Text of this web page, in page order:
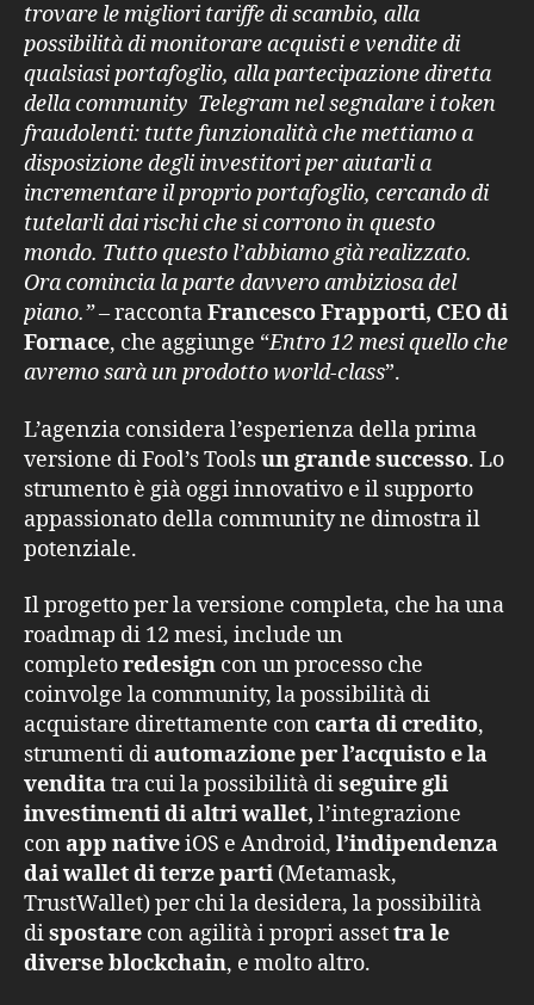
trovare le migliori tariffe di scambio, alla
possibilità di monitorare acquisti e vendite di
qualsiasi portafoglio, alla partecipazione diretta
della community Telegram nel segnalare i token
fraudolenti: tutte funzionalità che mettiamo a
disposizione degli investitori per aiutarli a
incrementare il proprio portafoglio, cercando di
tutelarli dai rischi che si corrono in questo
mondo. Tutto questo l’abbiamo già realizzato.
Ora comincia la parte davvero ambiziosa del
piano.” –raccontaFrancesco Frapporti, CEO di
Fornace, che aggiunge “Entro 12 mesi quello che
avremo sarà un prodotto world-class”.
L’agenzia considera l’esperienza della prima
versione di Fool’s Toolsun grande successo. Lo
strumento è già oggi innovativo e il supporto
appassionato della community ne dimostra il
potenziale.
Il progetto per la versione completa, che ha una
roadmap di 12 mesi, include un
completoredesign con un processo che
coinvolge la community, la possibilità di
acquistare direttamente con carta di credito,
strumenti diautomazione per l’acquisto e la
venditatra cui la possibilità diseguire gli
investimenti di altri wallet, l’integrazione
con app nativeiOS e Android, l’indipendenza
dai wallet di terze parti (Metamask,
TrustWallet) per chi la desidera, la possibilità
dispostare con agilità i propri assettra le
diverse blockchain, e molto altro.